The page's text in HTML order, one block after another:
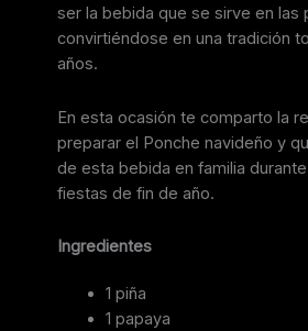
ser la bebida que se sirve en las
convirtiéndose en una tradición
años.
En esta ocasión te comparto la
preparar el Ponche navideño y
de esta bebida en familia
fiestas de fin de año.
Ingredientes
1 piña
1 papaya